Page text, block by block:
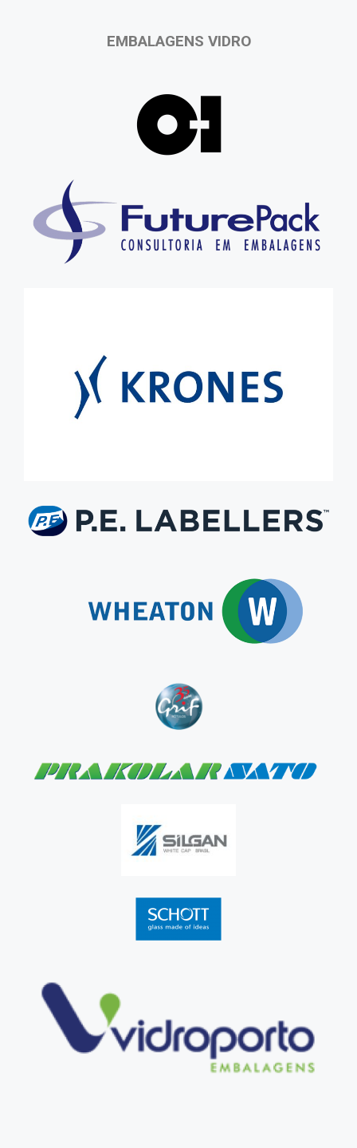
EMBALAGENS VIDRO